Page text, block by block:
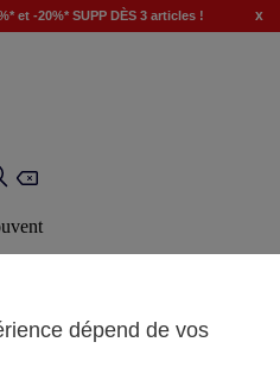
et -20%* SUPP DÈS 3 articles ! x
dépend de vos